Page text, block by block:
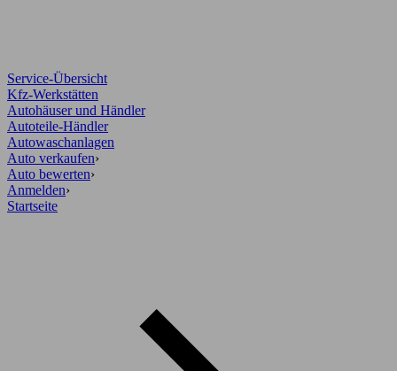
Service-Übersicht
Kfz-Werkstätten
Autohäuser und Händler
Autoteile-Händler
Autowaschanlagen
Auto verkaufen›
Auto bewerten›
Anmelden›
Startseite